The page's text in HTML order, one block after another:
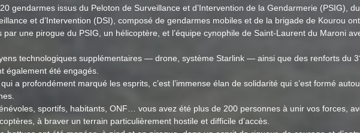
gendarmes issus du Peloton de Surveillance et d’Intervention de la Gendarmerie (PSIG),
et d’Intervention (DSI), composé de gendarmes mobiles et de la brigade de Kourou
par une pirogue du PSIG, un hélicoptère, et l’équipe cynophile de Saint-Laurent du Maroni
technologiques supplémentaires — drone, système Starlink — ainsi que des renforts du
également été engagés.
a profondément marqué les esprits, c’est l’immense élan de solidarité qui s’est formé
sportifs, habitants, ONF… vous avez été plus de 200 personnes à unir vos forces,
à braver un terrain particulièrement hostile et difficile d’accès.